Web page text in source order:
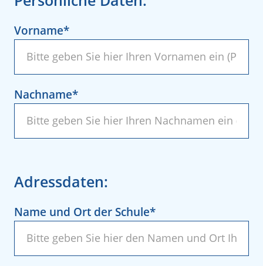
Vorname
Nachname
Adressdaten
Name und Ort der Schule